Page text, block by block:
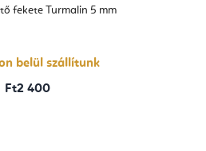
fekete Turmalin 5 mm
átlagos
értékelése
csillag.
belül szállítunk
Ft2 400